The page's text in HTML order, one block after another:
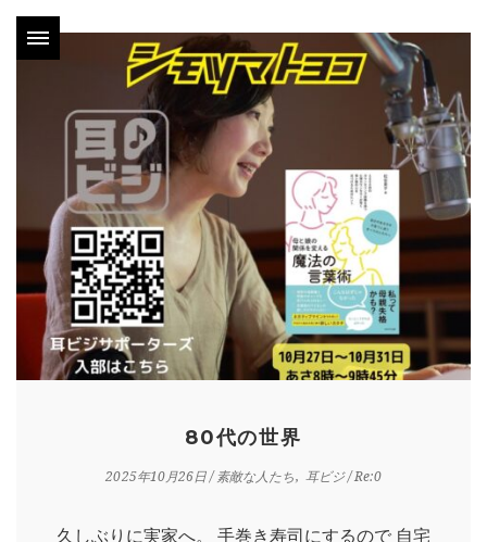
80代の世界
2025年10月26日/素敵な人たち 耳ビジ/ Re:0
久しぶりに実家へ。 手巻き寿司にするので 自宅